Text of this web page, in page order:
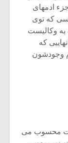
ادمهای
که توی
یه وکالیست
که
وجودشون
محسوب می